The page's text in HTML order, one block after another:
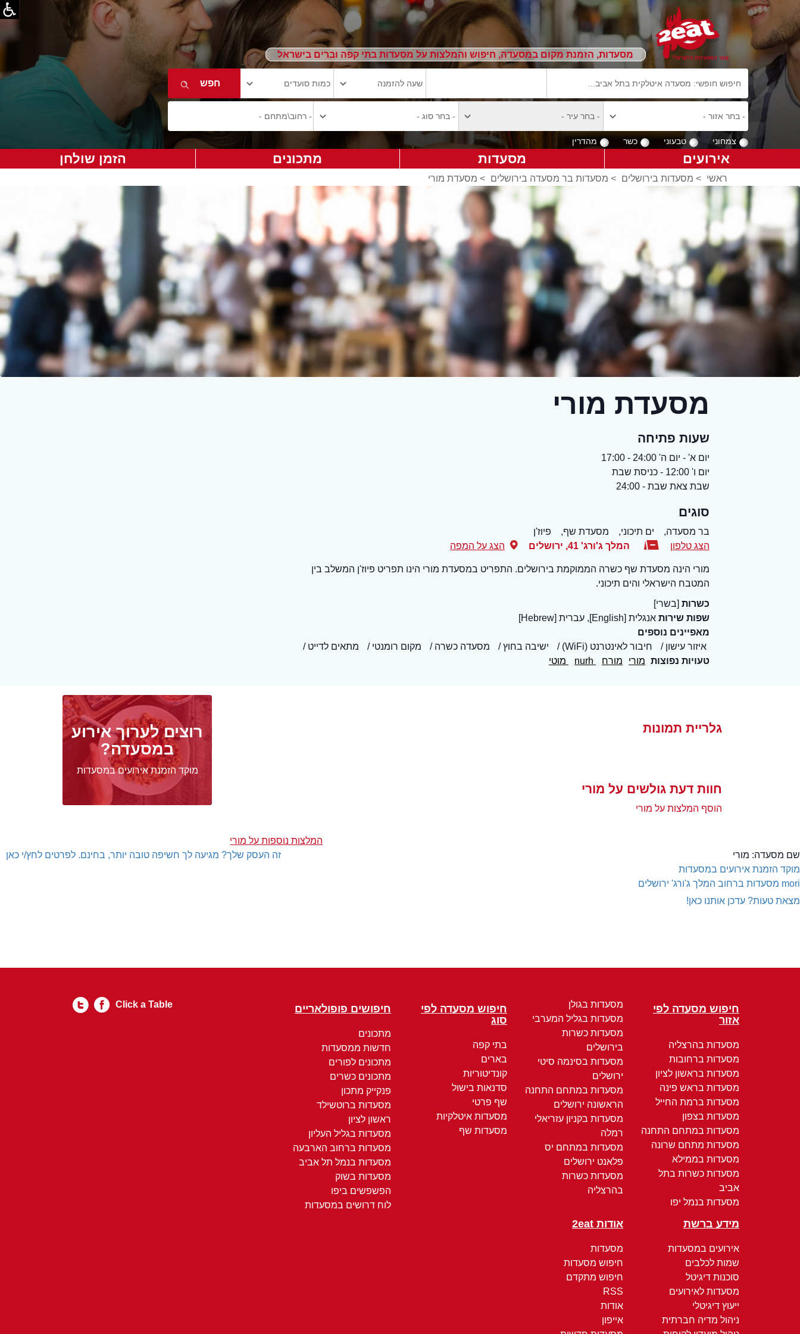
מסעדות, הזמנת מקום במסעדה, חיפוש והמלצות על מסעדות בתי קפה וברים בישראל
צמחוני טבעוני כשר מהדרין
אירועים מסעדות מתכונים הזמן שולחן
ראשי > מסעדות בירושלים > מסעדות בר מסעדה בירושלים > מסעדת מורי
מסעדת מורי
שעות פתיחה
יום א' - יום ה' 24:00 - 17:00
יום ו' 12:00 - כניסת שבת
שבת צאת שבת - 24:00
סוגים
בר מסעדה, ים תיכוני, מסעדת שף,
פיוז'ן
הצג טלפון
המלך ג'ורג' 41 , ירושלים הצג על המפה
מורי הינה מסעדת שף כשרה הממוקמת בירושלים. התפריט במסעדת מורי הינו תפריט פיוז'ן המשלב בין
המטבח הישראלי והים תיכוני.
כשרות [בשרי]
שפות שירות אנגלית [English], עברית [Hebrew]
מאפיינים נוספים
איזור עישון
חיבור לאינטרנט (WiFi) ישיבה בחוץ מסעדה כשרה מקום רומנטי
מתאים לדייט
טעויות נפוצות מורי מורח מוטי
גלריית תמונות
חוות דעת גולשים על מורי
הוסף המלצות על מורי
המלצות נוספות על מורי
רוצים לערוך אירוע
במסעדה?
מוקד הזמנת אירועים במסעדות
זה העסק שלך? מגיעה לך חשיפה טובה יותר, בחינם. לפרטים לחץ/י כאן שם מסעדה: מורי
מוקד הזמנת אירועים במסעדות
mori מסעדות ברחוב המלך ג'ורג' ירושלים
מצאת טעות? עדכן אותנו כאן!
חיפוש מסעדה לפי
אזור
מסעדות בהרצליה
מסעדות ברחובות
מסעדות בראשון לציון
מסעדות בראש פינה
מסעדות ברמת החייל
מסעדות בצפון
מסעדות במתחם התחנה
מסעדות מתחם שרונה
מסעדות בממילא
מסעדות כשרות בתל
אביב
מסעדות בנמל יפו
מסעדות בגולן
מסעדות בגליל המערבי
מסעדות כשרות
בירושלים
מסעדות בסינמה סיטי
ירושלים
מסעדות במתחם התחנה
הראשונה ירושלים
מסעדות בקניון עזריאלי
רמלה
מסעדות במתחם יס
פלאנט ירושלים
מסעדות כשרות
בהרצליה
חיפוש מסעדה לפי
סוג
בתי קפה
בארים
קונדיטוריות
סדנאות בישול
שף פרטי
מסעדות איטלקיות
מסעדות שף
חיפושים פופולאריים
מתכונים
חדשות ממסעדות
מתכונים לפורים
מתכונים כשרים
פנקייק מתכון
מסעדות ברוטשילד
ראשון לציון
מסעדות בגליל העליון
מסעדות ברחוב הארבעה
מסעדות בנמל תל אביב
מסעדות בשוק
הפשפשים ביפו
לוח דרושים במסעדות
מידע ברשת
אירועים במסעדות
שמות לכלבים
סוכנות דיגיטל
מסעדות לאירועים
ייעוץ דיגיטלי
ניהול מדיה חברתית
אודות 2eat
מסעדות
חיפוש מסעדות
חיפוש מתקדם
RSS
אודות
אייפון
Click a Table